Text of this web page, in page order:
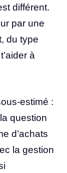
différent.
par une
du type
à
estimé :
question
d’achats
la gestion